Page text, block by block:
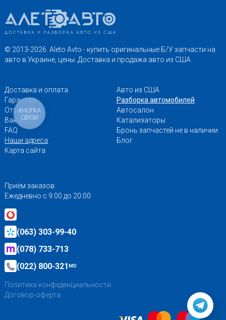
© 2013-2026. Aleto Avto - купить оригинальные Б/У запчасти на
авто в Украине, цены. Доставка и продажа авто из США
Доставка и оплата
Гарантии
Отзывы
Вакансии
FAQ
Наши адреса
Карта сайта
Авто из США
Разборка автомобилей
Автосалон
Катализаторы
Бронь запчастей не в наличии
Блог
Приём заказов:
Ежедневно с 9:00 до 20:00
(063) 303-99-40
(078) 733-713
(022) 800-321MD
Политика конфеденциальности
Договор-оферта
КНОПКА
СВЯЗИ